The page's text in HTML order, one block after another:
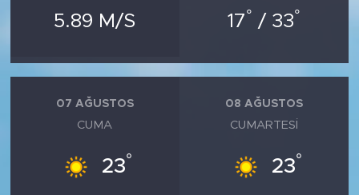
5.89 M/S 17° / 33°
07 AĞUSTOS
CUMA
23°
08 AĞUSTOS
CUMARTESI
23°
MEDYA KÖŞESİ
FOTO GALERİ
VİDEOLAR